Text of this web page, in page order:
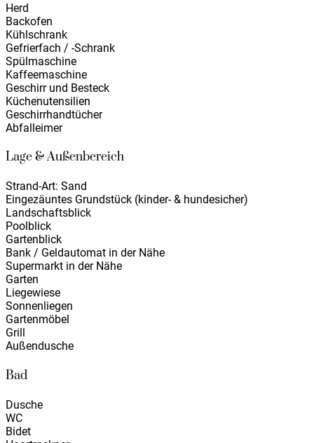
Herd
Backofen
Kühlschrank
Gefrierfach / -Schrank
Spülmaschine
Kaffeemaschine
Geschirr und Besteck
Küchenutensilien
Geschirrhandtücher
Abfalleimer
Lage & Außenbereich
Strand-Art: Sand
Eingezäuntes Grundstück (kinder- & hundesicher)
Landschaftsblick
Poolblick
Gartenblick
Bank / Geldautomat in der Nähe
Supermarkt in der Nähe
Garten
Liegewiese
Sonnenliegen
Gartenmöbel
Grill
Außendusche
Bad
Dusche
WC
Bidet